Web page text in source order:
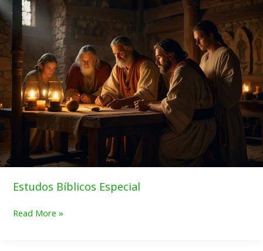
Estudos Bíblicos Especial
Bíblicos
Especial
Read More »